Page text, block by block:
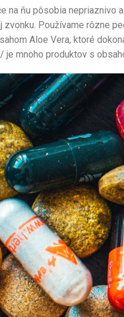
ňu pôsobia nepriaznivo
Používame rôzne
Aloe Vera, ktoré
mnoho produktov s